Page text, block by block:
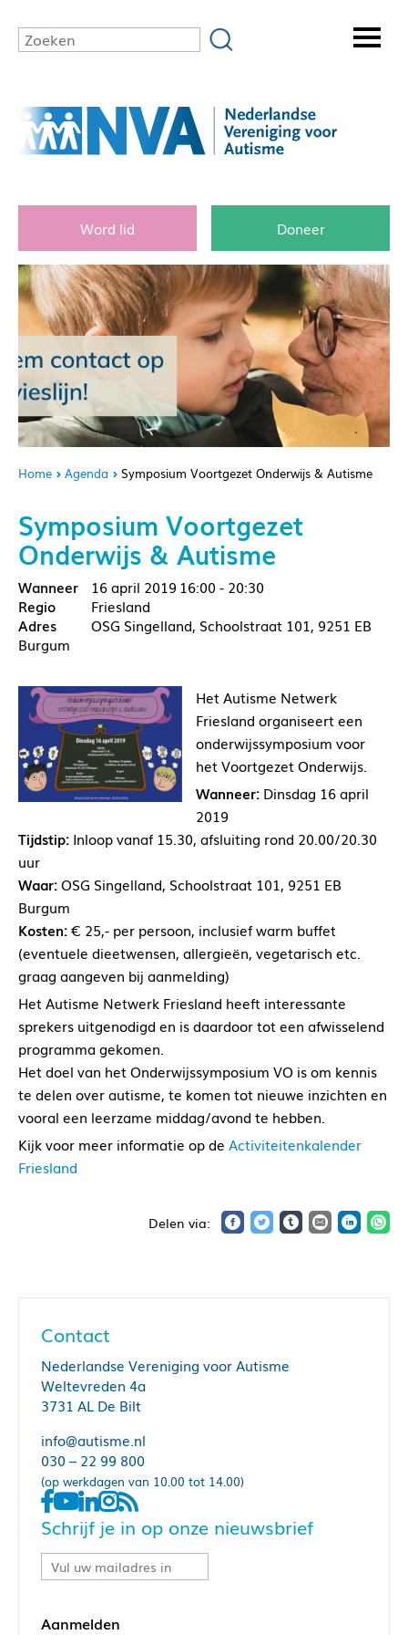
Word lid Doneer
Home Agenda Symposium Voortgezet Onderwijs & Autisme
Symposium Voortgezet
Onderwijs & Autisme
16 april 2019 16:00 - 20:30
Friesland
OSG Singelland, Schoolstraat 101, 9251 EB
Burgum
Het Autisme Netwerk
Friesland organiseert een
onderwijssymposium voor
het Voortgezet Onderwijs.
Wanneer: Dinsdag 16 april
2019
Tijdstip: Inloop vanaf 15.30, afsluiting rond 20.00/20.30
uur
Waar:OSG Singelland, Schoolstraat 101, 9251 EB
Burgum
Kosten:€ 25,- per persoon, inclusief warm buffet
(eventuele dieetwensen, allergieën, vegetarisch etc.
graag aangeven bij aanmelding)
Het Autisme Netwerk Friesland heeft interessante
sprekers uitgenodigd en is daardoor tot een afwisselend
programma gekomen.
Het doel van het Onderwijssymposium VO is om kennis
te delen over autisme, te komen tot nieuwe inzichten en
vooral een leerzame middag/avond te hebben.
Kijk voor meer informatie op de Activiteitenkalender
Friesland
Contact
Nederlandse Vereniging voor Autisme
Weltevreden 4a
3731 AL De Bilt
info@autisme.nl
030 – 22 99 800
(op werkdagen van 10.00 tot 14.00)
Schrijf je in op onze nieuwsbrief